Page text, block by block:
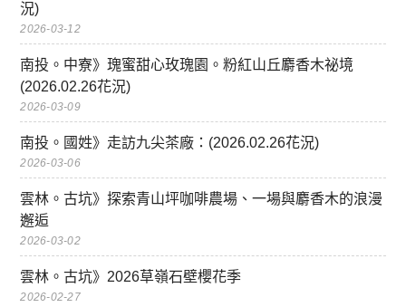
況)
2026-03-12
南投。中寮》瑰蜜甜心玫瑰園。粉紅山丘麝香木祕境
(2026.02.26花況)
2026-03-09
南投。國姓》走訪九尖茶廠：(2026.02.26花況)
2026-03-06
雲林。古坑》探索青山坪咖啡農場、一場與麝香木的浪漫
邂逅
2026-03-02
雲林。古坑》2026草嶺石壁櫻花季
2026-02-27